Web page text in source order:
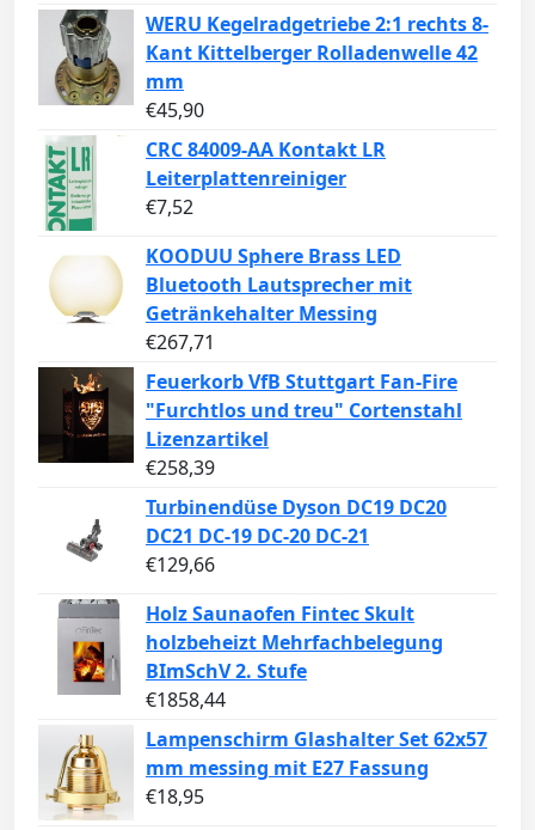
WERU Kegelradgetriebe 2:1 rechts 8-
Kant Kittelberger Rolladenwelle 42
mm
€45,90
CRC 84009-AA Kontakt LR
Leiterplattenreiniger
€7,52
KOODUU Sphere Brass LED
Bluetooth Lautsprecher mit
Getränkehalter Messing
€267,71
Feuerkorb VfB Stuttgart Fan-Fire
"Furchtlos und treu" Cortenstahl
Lizenzartikel
€258,39
Turbinendüse Dyson DC19 DC20
DC21 DC-19 DC-20 DC-21
€129,66
Holz Saunaofen Fintec Skult
holzbeheizt Mehrfachbelegung
BImSchV 2. Stufe
€1858,44
Lampenschirm Glashalter Set 62x57
mm messing mit E27 Fassung
€18,95